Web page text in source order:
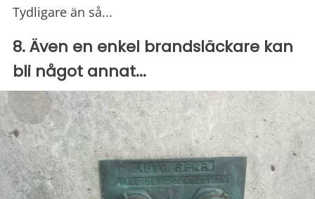
Tydligare än så...
8. Även en enkel brandsläckare kan
bli något annat...